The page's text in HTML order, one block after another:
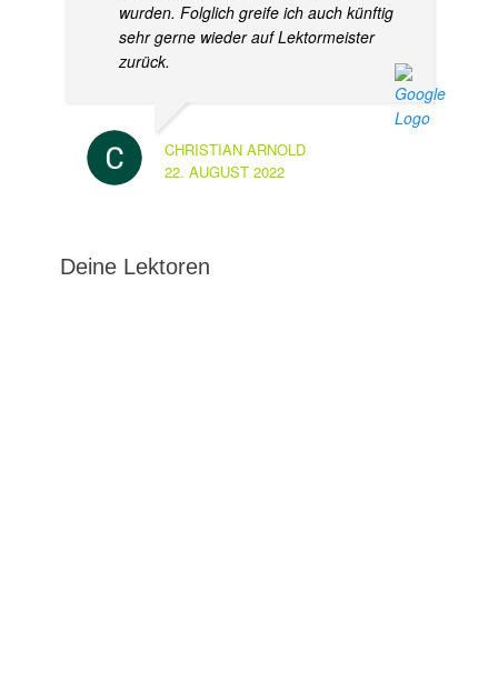
wurden. Folglich greife ich auch künftig
sehr gerne wieder auf Lektormeister
zurück.
CHRISTIAN ARNOLD
22. AUGUST 2022
Deine Lektoren